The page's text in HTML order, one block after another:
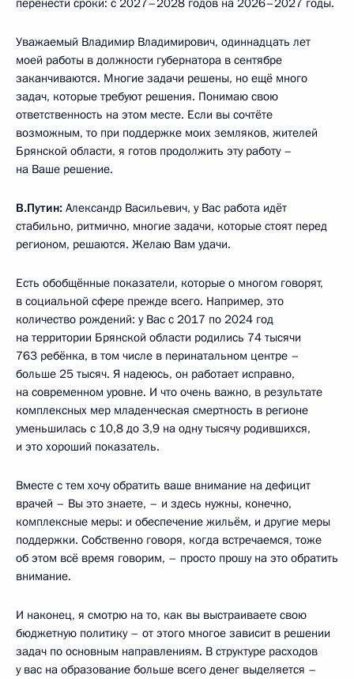
перенести сроки: с 2027–2028 годов на 2026–2027 годы.
Уважаемый Владимир Владимирович, одиннадцать лет
моей работы в должности губернатора в сентябре
заканчиваются. Многие задачи решены, но ещё много
задач, которые требуют решения. Понимаю свою
ответственность на этом месте. Если вы сочтёте
возможным, то при поддержке моих земляков, жителей
Брянской области, я готов продолжить эту работу –
на Ваше решение.
В.Путин: Александр Васильевич, у Вас работа идёт
стабильно, ритмично, многие задачи, которые стоят перед
регионом, решаются. Желаю Вам удачи.
Есть обобщённые показатели, которые о многом говорят,
в социальной сфере прежде всего. Например, это
количество рождений: у Вас с 2017 по 2024 год
на территории Брянской области родились 74 тысячи
763 ребёнка, в том числе в перинатальном центре –
больше 25 тысяч. Я надеюсь, он работает исправно,
на современном уровне. И что очень важно, в результате
комплексных мер младенческая смертность в регионе
уменьшилась с 10,8 до 3,9 на одну тысячу родившихся,
и это хороший показатель.
Вместе с тем хочу обратить ваше внимание на дефицит
врачей – Вы это знаете, – и здесь нужны, конечно,
комплексные меры: и обеспечение жильём, и другие меры
поддержки. Собственно говоря, когда встречаемся, тоже
об этом всё время говорим, – просто прошу на это обратить
внимание.
И наконец, я смотрю на то, как вы выстраиваете свою
бюджетную политику – от этого многое зависит в решении
задач по основным направлениям. В структуре расходов
у вас на образование больше всего денег выделяется –